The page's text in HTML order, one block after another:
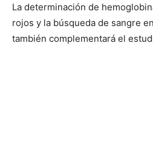
La determinación de
rojos y la búsqueda de sangre
también complementará el